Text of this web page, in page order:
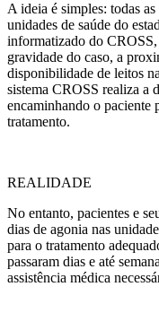
A ideia é simples: todas
unidades de saúde do
informatizado do
gravidade do caso, a
disponibilidade de leitos
sistema CROSS realiza a
encaminhando o paciente
tratamento.
REALIDADE
No entanto, pacientes e
dias de agonia nas
para o tratamento
passaram dias e até
assistência médica